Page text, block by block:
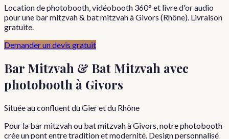
Location de photobooth, vidéobooth 360° et livre d'or audio
pour une bar mitzvah & bat mitzvah à Givors (Rhône). Livraison
gratuite.
Demander un devis gratuit
Bar Mitzvah & Bat Mitzvah avec
photobooth à Givors
Située au confluent du Gier et du Rhône
Pour la bar mitzvah ou bat mitzvah à Givors, notre photobooth
crée un pont entre tradition et modernité. Design personnalisé